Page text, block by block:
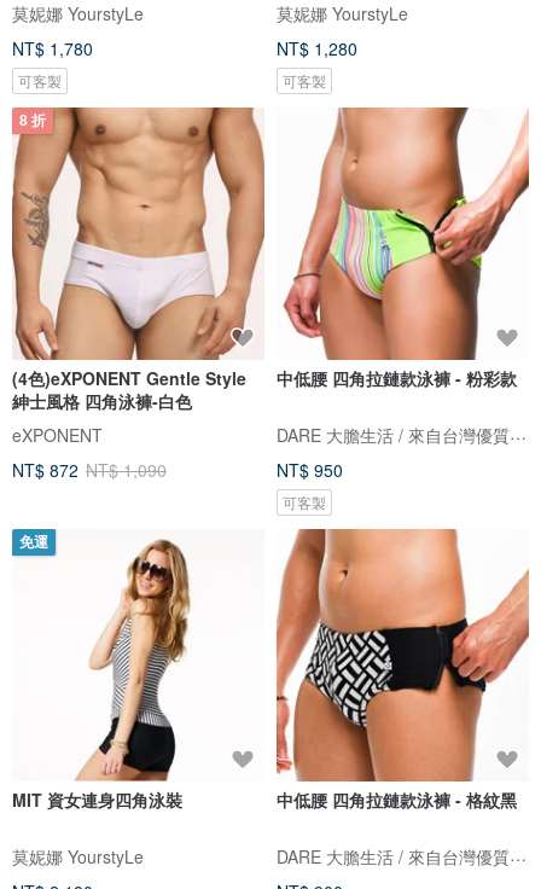
莫妮娜 YourstyLe
NT$ 1,780
可客製
莫妮娜 YourstyLe
NT$ 1,280
可客製
8 折
(4色)eXPONENT Gentle Style
紳士風格 四角泳褲-白色
eXPONENT
NT$ 872 NT$ 1,090
中低腰 四角拉鏈款泳褲 - 粉彩款
DARE 大膽生活 / 來自台灣優質男性內著
NT$ 950
可客製
免運
MIT 資女連身四角泳裝
莫妮娜 YourstyLe
中低腰 四角拉鏈款泳褲 - 格紋黑
DARE 大膽生活 / 來自台灣優質男性內著